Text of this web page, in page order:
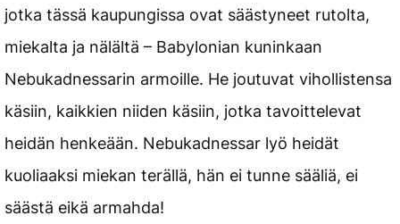
jotka tässä kaupungissa ovat säästyneet rutolta,
miekalta ja nälältä – Babylonian kuninkaan
Nebukadnessarin armoille. He joutuvat vihollistensa
käsiin, kaikkien niiden käsiin, jotka tavoittelevat
heidän henkeään. Nebukadnessar lyö heidät
kuoliaaksi miekan terällä, hän ei tunne sääliä, ei
säästä eikä armahda!